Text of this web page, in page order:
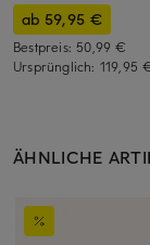
ab 59,95 €
Bestpreis: 50,99 €
Ursprünglich: 119,95
ÄHNLICHE